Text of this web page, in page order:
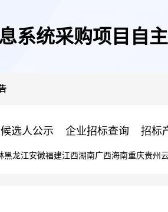
系统采购项目自
候选人公示 企业招标查询 招标
黑龙江安徽福建江西湖南广西海南重庆贵州